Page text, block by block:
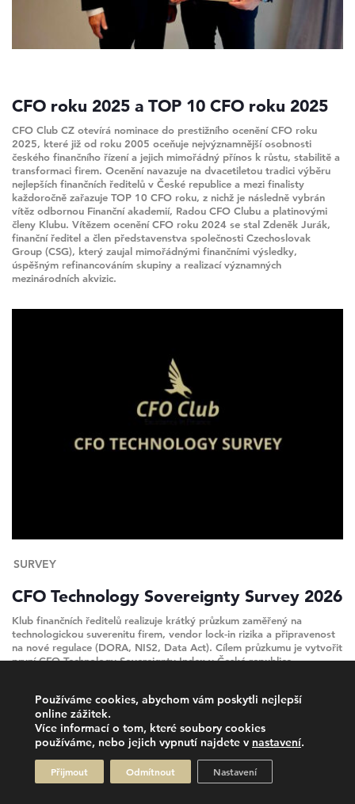
CFO roku 2025 a TOP 10 CFO roku 2025
CFO Club CZ otevírá nominace do prestižního ocenění CFO roku
2025, které již od roku 2005 oceňuje nejvýznamnější osobnosti
českého finančního řízení a jejich mimořádný přínos k růstu, stabilitě a
transformaci firem. Ocenění navazuje na dvacetiletou tradici výběru
nejlepších finančních ředitelů v České republice a mezi finalisty
každoročně zařazuje TOP 10 CFO roku, z nichž je následně vybrán
vítěz odbornou Finanční akademií, Radou CFO Clubu a platinovými
členy Klubu. Vítězem ocenění CFO roku 2024 se stal Zdeněk Jurák,
finanční ředitel a člen představenstva společnosti Czechoslovak
Group (CSG), který zaujal mimořádnými finančními výsledky,
úspěšným refinancováním skupiny a realizací významných
mezinárodních akvizic.
SURVEY
CFO Technology Sovereignty Survey 2026
Klub finančních ředitelů realizuje krátký průzkum zaměřený na
technologickou suverenitu firem, vendor lock-in rizika a připravenost
na nové regulace (DORA, NIS2, Data Act). Cílem průzkumu je vytvořit
první CFO Technology Sovereignty Index v České republice.
2026 © Klub finančních ředitelů, All rights reserved.
Používáme cookies, abychom vám poskytli nejlepší
online zážitek.
Více informací o tom, které soubory cookies
používáme, nebo jejich vypnutí najdete v nastavení.
Přijmout Odmítnout Nastavení